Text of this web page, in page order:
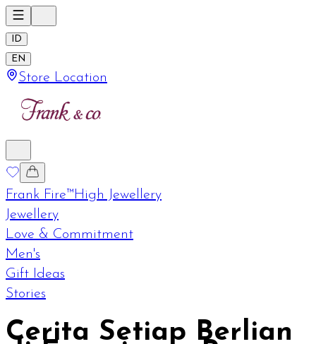
ID
EN
Store Location
Frank Fire™High Jewellery
Jewellery
Love & Commitment
Men's
Gift Ideas
Stories
Cerita Setiap Berlian